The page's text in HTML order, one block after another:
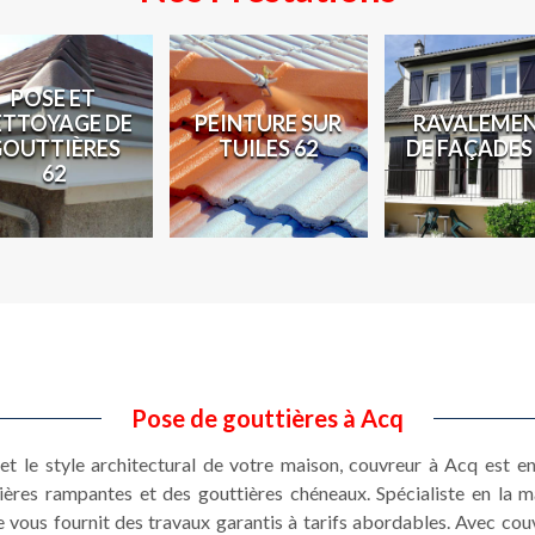
POSE ET
DE
62
PEINTURE SUR
TUILES 62
DE
Pose de gouttières à Acq
le style architectural de votre maison, couvreur à Acq est
rampantes et des gouttières chéneaux. Spécialiste en la
fournit des travaux garantis à tarifs abordables. Avec